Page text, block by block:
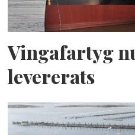
Vingafartyg
levererats